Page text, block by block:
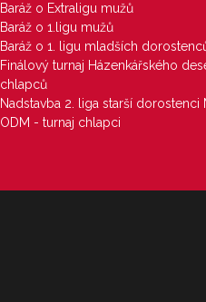
Baráž o Extraligu mužů
Baráž o 1.ligu mužů
Baráž o 1. ligu mladších
Finálový turnaj Házenkářského
chlapců
Nadstavba 2. liga starší dorostenci
ODM - turnaj chlapci